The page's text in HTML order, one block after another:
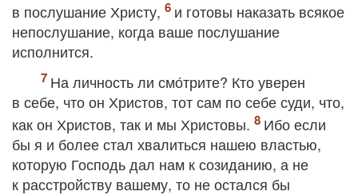
в послушание Христу,
и готовы наказать всякое
непослушание, когда ваше послушание
исполнится.
На личность ли смо́трите? Кто уверен
в себе, что он Христов, тот сам по себе суди, что,
как он Христов, так и мы Христовы.
Ибо если
бы я и более стал хвалиться нашею властью,
которую Господь дал нам к созиданию, а не
к расстройству вашему, то не остался бы